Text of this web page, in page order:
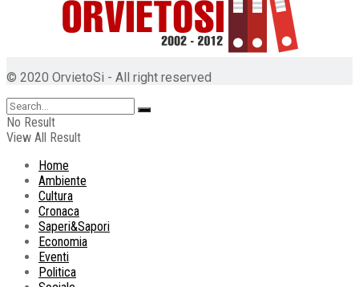
© 2020 OrvietoSi - All right reserved
No Result
View All Result
Home
Ambiente
Cultura
Cronaca
Saperi&Sapori
Economia
Eventi
Politica